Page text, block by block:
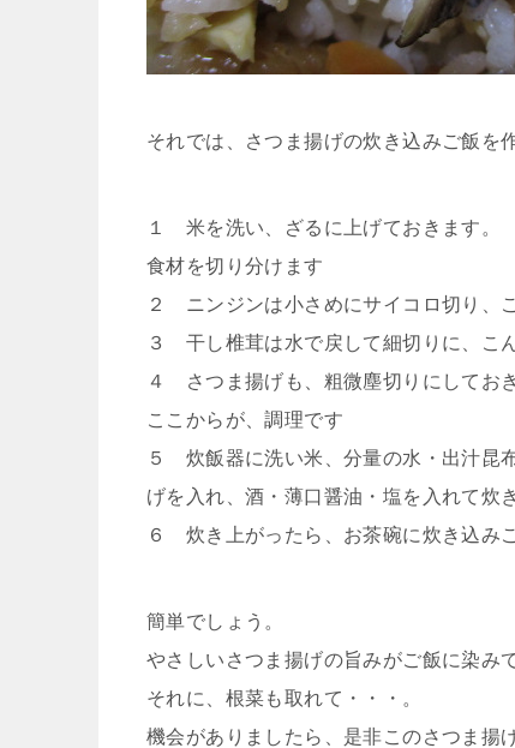
それでは、さつま揚げの炊き込みご飯を
１ 米を洗い、ざるに上げておきます。
食材を切り分けます
２ ニンジンは小さめにサイコロ切り、
３ 干し椎茸は水で戻して細切りに、こ
４ さつま揚げも、粗微塵切りにしておき
ここからが、調理です
５ 炊飯器に洗い米、分量の水・出汁昆
げを入れ、酒・薄口醤油・塩を入れて炊
６ 炊き上がったら、お茶碗に炊き込み
簡単でしょう。
やさしいさつま揚げの旨みがご飯に染み
それに、根菜も取れて・・・。
機会がありましたら、是非このさつま揚